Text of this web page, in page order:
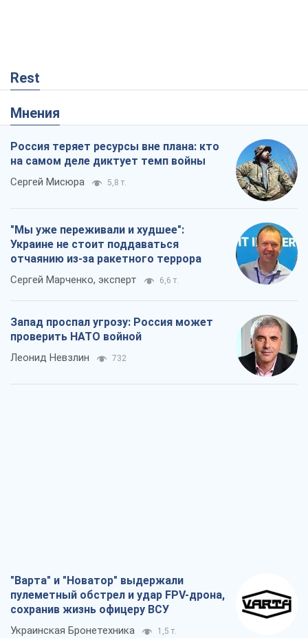
Rest
Мнения
Россия теряет ресурсы вне плана: кто
на самом деле диктует темп войны
Сергей Мисюра 5,8 т.
"Мы уже переживали и худшее":
Украине не стоит поддаваться
отчаянию из-за ракетного террора
Сергей Марченко, эксперт 6,6 т.
Запад проспал угрозу: Россия может
проверить НАТО войной
Леонид Невзлин 732
"Варта" и "Новатор" выдержали
пулеметный обстрел и удар FPV-дрона,
сохранив жизнь офицеру ВСУ
Украинская Бронетехника 1,5 т.